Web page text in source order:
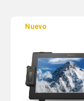
Nuevo